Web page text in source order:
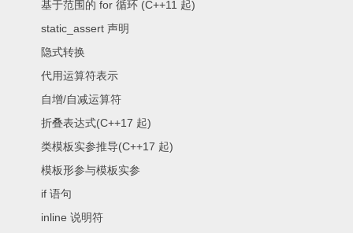
基于范围的 for 循环 (C++11 起)
static_assert 声明
隐式转换
代用运算符表示
自增/自减运算符
折叠表达式(C++17 起)
类模板实参推导(C++17 起)
模板形参与模板实参
if 语句
inline 说明符